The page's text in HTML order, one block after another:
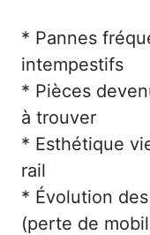
* Pannes
intempestifs
* Pièces
à trouver
* Esthétique
rail
* Évolution
(perte de